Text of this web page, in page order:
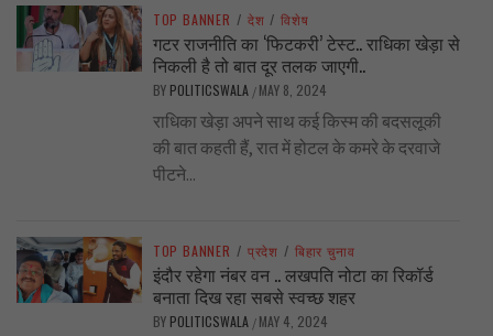
TOP BANNER / देश / विशेष
गटर राजनीति का ‘फिटकरी’ टेस्ट.. राधिका खेड़ा से
निकली है तो बात दूर तलक जाएगी..
BY POLITICSWALA / MAY 8, 2024
राधिका खेड़ा अपने साथ कई किस्म की बदसलूकी
की बात कहती हैं, रात में होटल के कमरे के दरवाजे
पीटने...
TOP BANNER / प्रदेश / बिहार चुनाव
इंदौर रहेगा नंबर वन .. लखपति नोटा का रिकॉर्ड
बनाता दिख रहा सबसे स्वच्छ शहर
BY POLITICSWALA / MAY 4, 2024